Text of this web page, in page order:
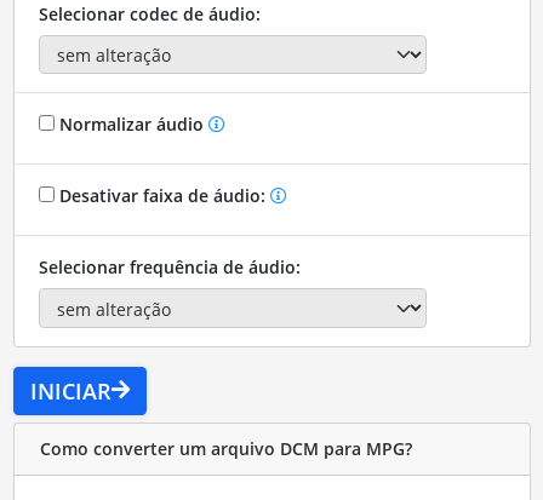
Selecionar codec de áudio:
Normalizar áudio
Desativar faixa de áudio:
Selecionar frequência de áudio:
INICIAR
Como converter um arquivo DCM para MPG?